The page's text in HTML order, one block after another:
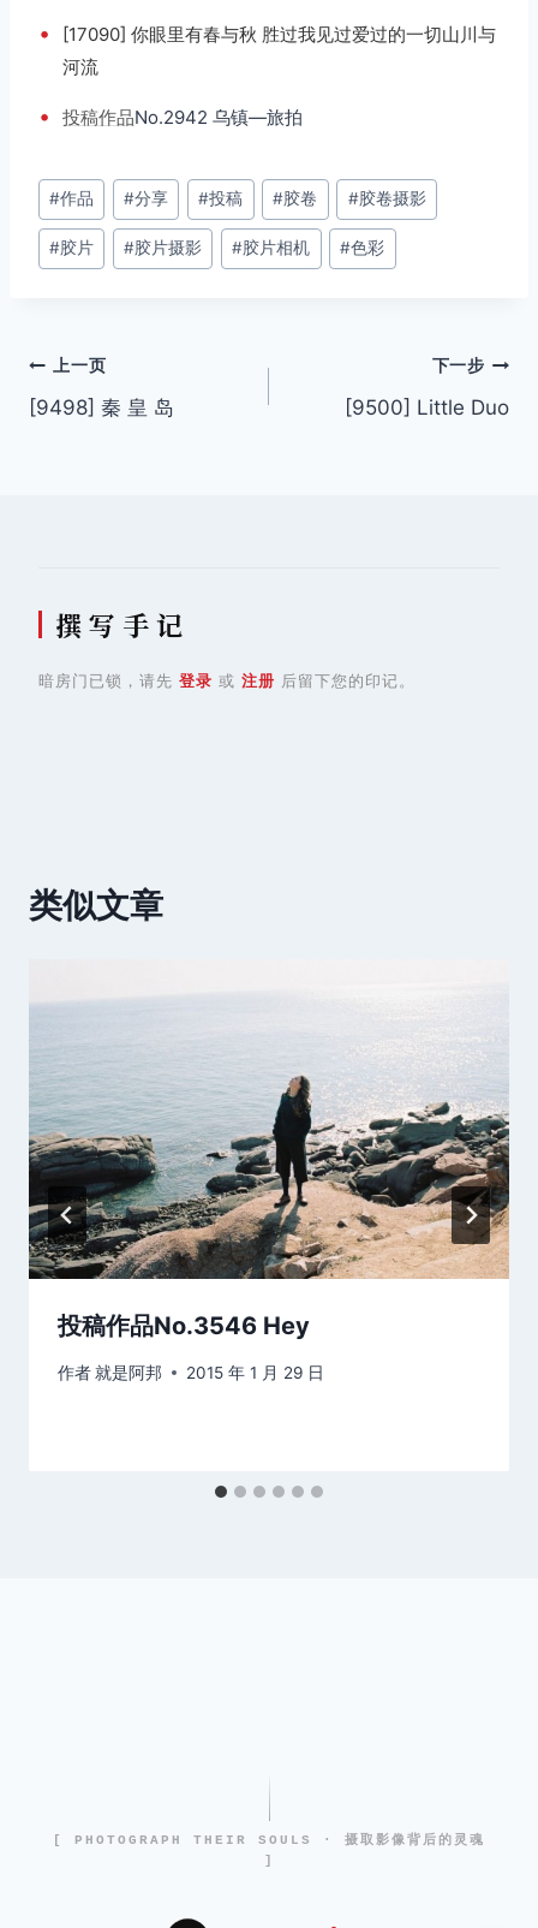
•
[17090] 你眼里有春与秋 胜过我见过爱过的一切山川与
河流
• 投稿作品No.2942 乌镇—旅拍
文
章
标
#作品 #分享 #投稿 #胶卷 #胶卷摄影
#胶片 #胶片摄影 #胶片相机 #色彩
文
章
上一页
[9498] 秦 皇 岛
下一步
[9500] Little Duo
撰 写 手 记
暗房门已锁，请先 登录 或 注册 后留下您的印记。
类似文章
投稿作品No.3546 Hey
作者就是阿邦 2015 年 1 月 29 日
[ PHOTOGRAPH THEIR SOULS · 摄取影像背后的灵魂
]